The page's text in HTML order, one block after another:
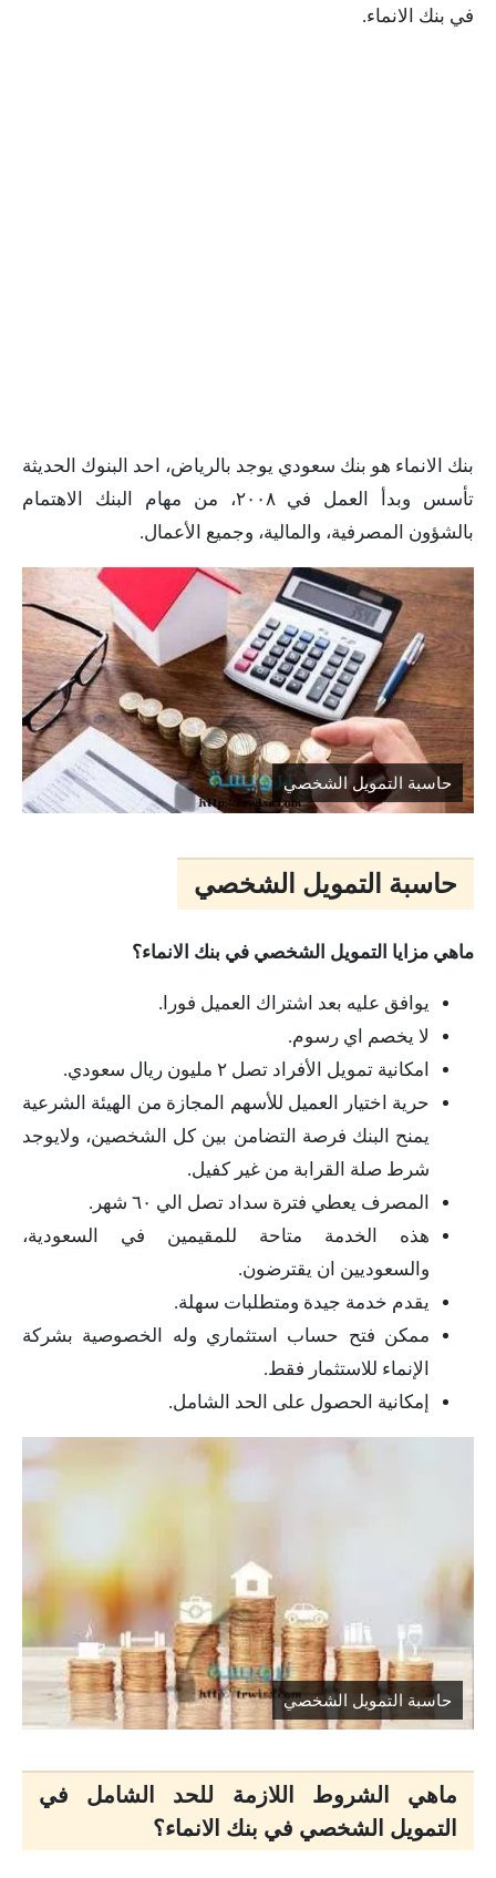
في بنك الانماء.
بنك الانماء هو بنك سعودي يوجد بالرياض، احد البنوك الحديثة
تأسس وبدأ العمل في ٢٠٠٨، من مهام البنك الاهتمام
بالشؤون المصرفية، والمالية، وجميع الأعمال.
حاسبة التمويل الشخصي
حاسبة التمويل الشخصي
ماهي مزايا التمويل الشخصي في بنك الانماء؟
يوافق عليه بعد اشتراك العميل فورا.
لا يخصم اي رسوم.
امكانية تمويل الأفراد تصل ٢ مليون ريال سعودي.
حرية اختيار العميل للأسهم المجازة من الهيئة الشرعية
يمنح البنك فرصة التضامن بين كل الشخصين، ولايوجد
شرط صلة القرابة من غير كفيل.
المصرف يعطي فترة سداد تصل الي ٦٠ شهر.
هذه الخدمة متاحة للمقيمين في السعودية،
والسعوديين ان يقترضون.
يقدم خدمة جيدة ومتطلبات سهلة.
ممكن فتح حساب استثماري وله الخصوصية بشركة
الإنماء للاستثمار فقط.
إمكانية الحصول على الحد الشامل.
حاسبة التمويل الشخصي
ماهي الشروط اللازمة للحد الشامل في
التمويل الشخصي في بنك الانماء؟